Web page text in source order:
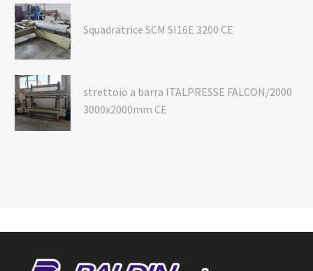
Squadratrice SCM SI16E 3200 CE
strettoio a barra ITALPRESSE FALCON/2000
3000x2000mm CE